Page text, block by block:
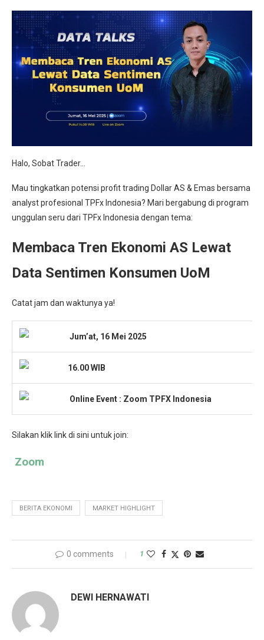
Halo, Sobat Trader…
Mau tingkatkan potensi profit trading Dollar AS & Emas bersama
analyst profesional TPFx Indonesia? Mari bergabung di program
unggulan seru dari TPFx Indonesia dengan tema:
Membaca Tren Ekonomi AS Lewat
Data Sentimen Konsumen UoM
Catat jam dan waktunya ya!
Jum’at, 16 Mei 2025
16.00 WIB
Online Event : Zoom TPFX Indonesia
Silakan klik link di sini untuk join:
Zoom
BERITA EKONOMI MARKET HIGHLIGHT
0 comments 1
DEWI HERNAWATI